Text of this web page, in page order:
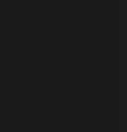
）系列
装系列